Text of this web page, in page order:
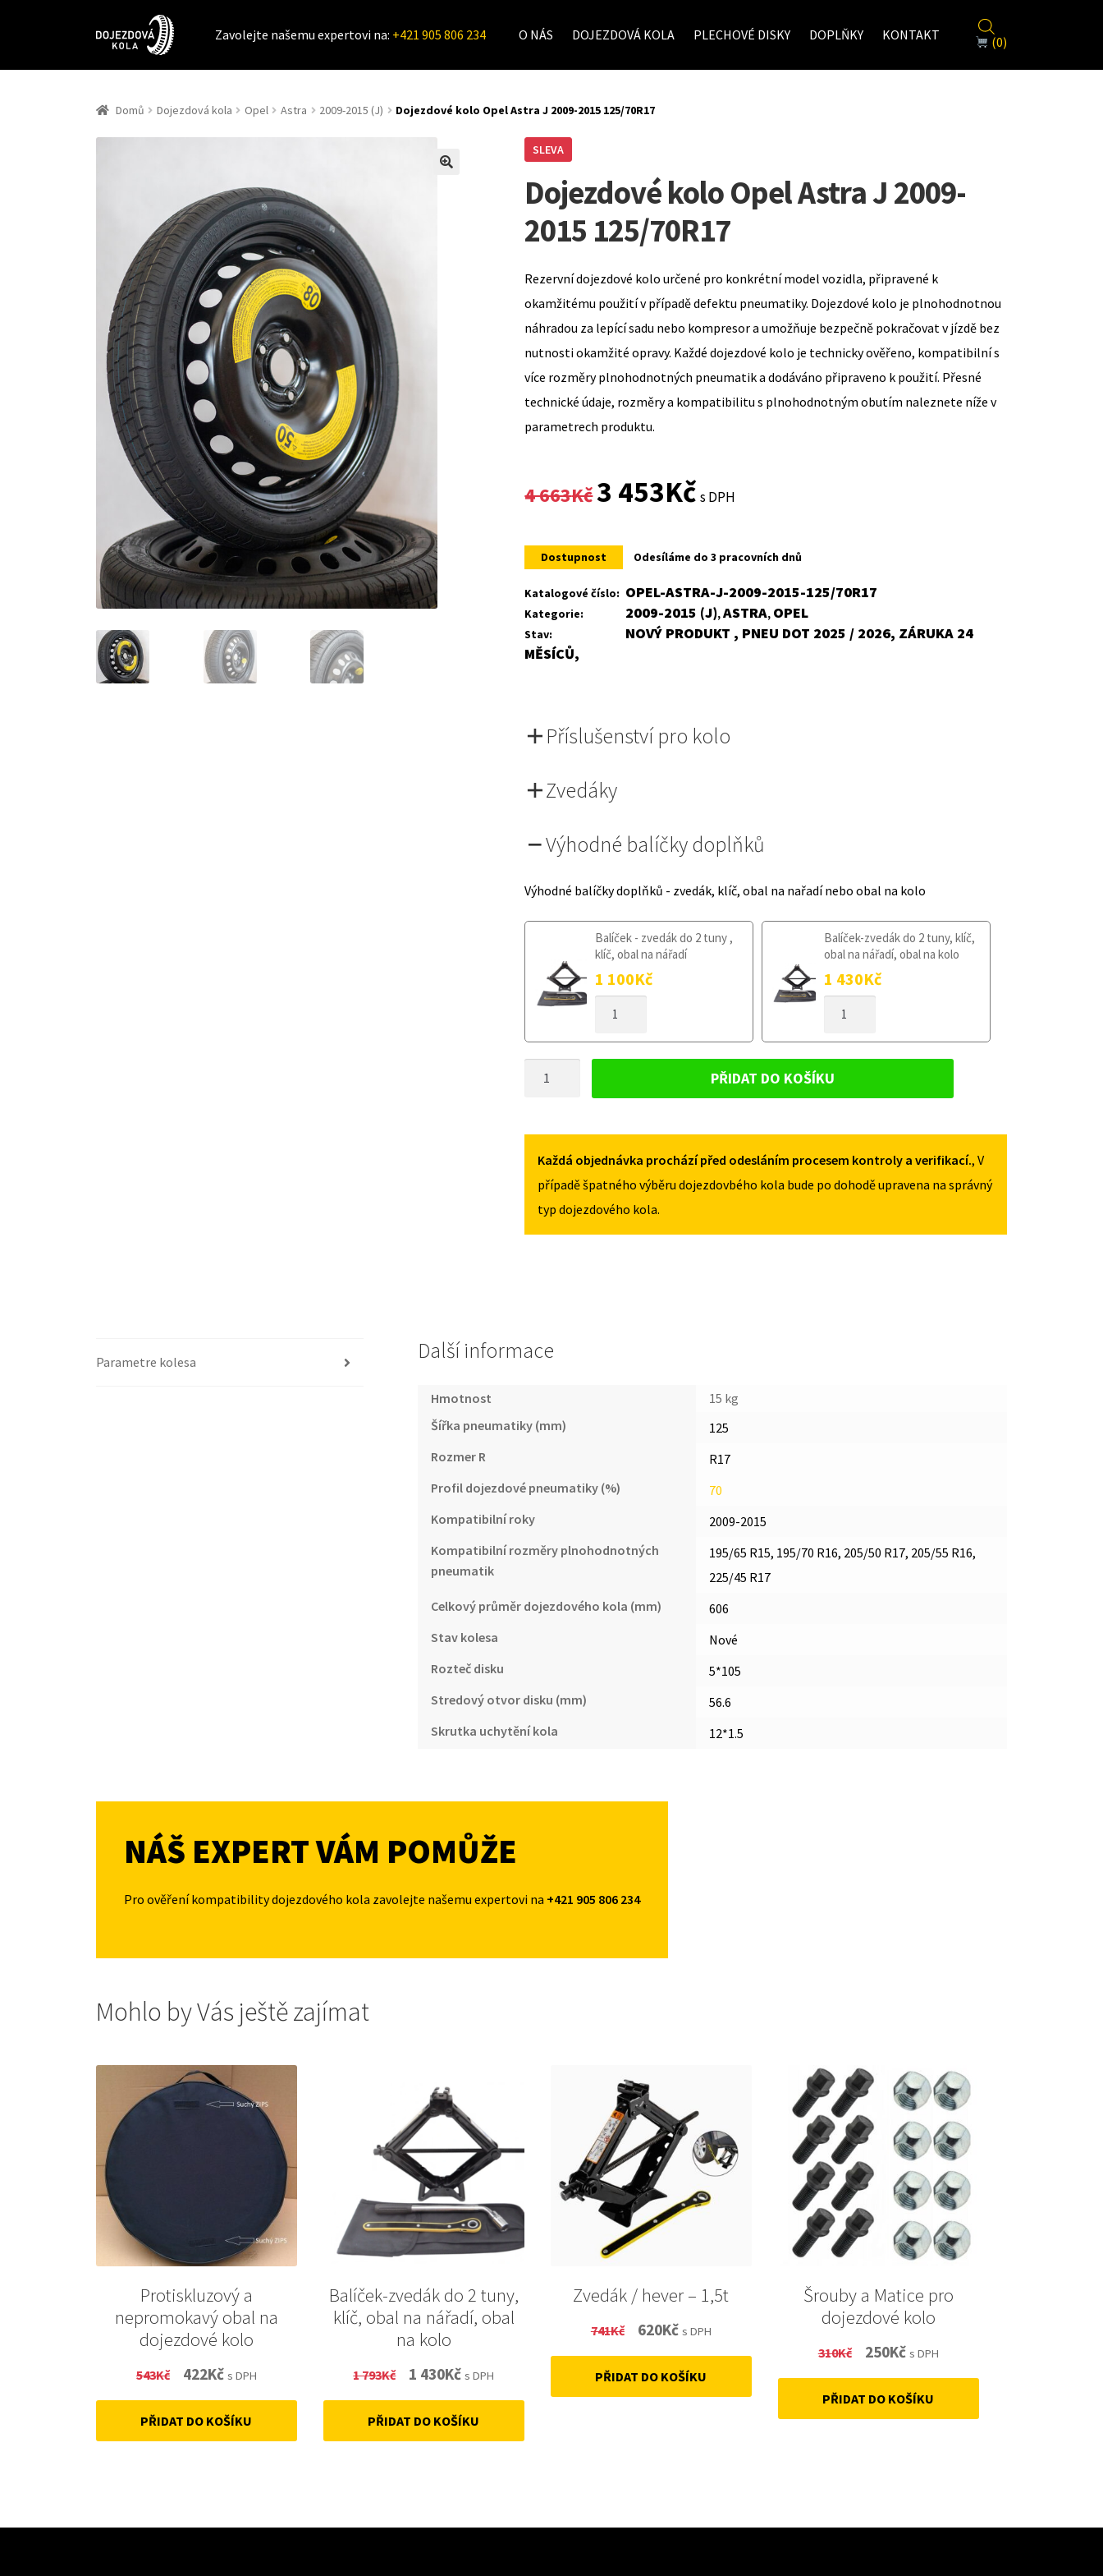
Zavolejte našemu expertovi na: +421 905 806 234 O NÁS DOJEZDOVÁ KOLA PLECHOVÉ DISKY DOPLŇKY KONTAKT (0)
Domů Dojezdová kola Opel Astra 2009-2015 (J) Dojezdové kolo Opel Astra J 2009-2015 125/70R17
SLEVA
Dojezdové kolo Opel Astra J 2009-
2015 125/70R17
Rezervní dojezdové kolo určené pro konkrétní model vozidla, připravené k
okamžitému použití v případě defektu pneumatiky. Dojezdové kolo je plnohodnotnou
náhradou za lepící sadu nebo kompresor a umožňuje bezpečně pokračovat v jízdě bez
nutnosti okamžité opravy. Každé dojezdové kolo je technicky ověřeno, kompatibilní s
více rozměry plnohodnotných pneumatik a dodáváno připraveno k použití. Přesné
technické údaje, rozměry a kompatibilitu s plnohodnotným obutím naleznete níže v
parametrech produktu.
4 663Kč
Original
was:
4
663Kč.
3 453KčCurrent
is:
3
453Kč.
s DPH
Dostupnost Odesíláme do 3 pracovních dnů
Katalogové číslo: OPEL-ASTRA-J-2009-2015-125/70R17
Kategorie: 2009-2015 (J),ASTRA, OPEL
Stav:
NOVÝ PRODUKT , PNEU DOT 2025 / 2026, ZÁRUKA 24
MĚSÍCŮ,
Příslušenství pro kolo
Zvedáky
Výhodné balíčky doplňků
Výhodné balíčky doplňků - zvedák, klíč, obal na nařadí nebo obal na kolo
Balíček - zvedák do 2 tuny ,
klíč, obal na nářadí
1 100Kč
KOLO
2015
MNOŽSTVÍ
Balíček-zvedák do 2 tuny, klíč,
obal na nářadí, obal na kolo
1 430Kč
KOLO
J
2009-
2015
MNOŽSTVÍ
2015
125/70R17
MNOŽSTVÍ
PŘIDAT DO KOŠÍKU
Každá objednávka prochází před odesláním procesem kontroly a verifikací., V
případě špatného výběru dojezdovbého kola bude po dohodě upravena na správný
typ dojezdového kola.
Parametre kolesa Další informace
Hmotnost
15 kg
Šířka pneumatiky (mm)
125
Rozmer R
R17
Profil dojezdové pneumatiky (%)
70
Kompatibilní roky
2009-2015
Kompatibilní rozměry plnohodnotných
pneumatik
195/65 R15, 195/70 R16, 205/50 R17, 205/55 R16,
225/45 R17
Celkový průměr dojezdového kola (mm)
606
Stav kolesa
Nové
Rozteč disku
5*105
Stredový otvor disku (mm)
56.6
Skrutka uchytění kola
12*1.5
NÁŠ EXPERT VÁM POMŮŽE
Pro ověření kompatibility dojezdového kola zavolejte našemu expertovi na +421 905 806 234
Mohlo by Vás ještě zajímat
Protiskluzový a
nepromokavý obal na
dojezdové kolo
543Kč
Original
price
was:
422KčCurrent
price
is:
s DPH
PŘIDAT DO KOŠÍKU
Balíček-zvedák do 2 tuny,
klíč, obal na nářadí, obal
na kolo
1 793Kč
Original
price
was:
1 430KčCurrent
price
is:
s DPH
PŘIDAT DO KOŠÍKU
Zvedák / hever – 1,5t
741Kč
Original
price
was:
620KčCurrent
price
is:
s DPH
PŘIDAT DO KOŠÍKU
Šrouby a Matice pro
dojezdové kolo
310Kč
Original
price
was:
250KčCurrent
price
is:
s DPH
PŘIDAT DO KOŠÍKU